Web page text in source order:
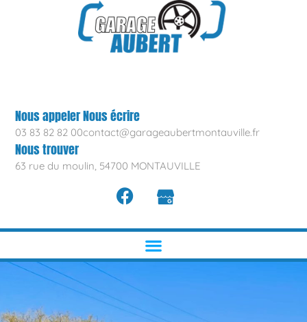
Nous appeler
03 83 82 82 00
Nous écrire
contact@garageaubertmontauville.fr
Nous trouver
63 rue du moulin, 54700 MONTAUVILLE